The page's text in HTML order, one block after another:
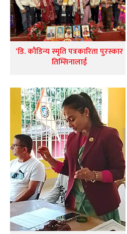
‘डि. कौडिन्य स्मृति पत्रकारिता पुरस्कार
तिम्सिनालाई